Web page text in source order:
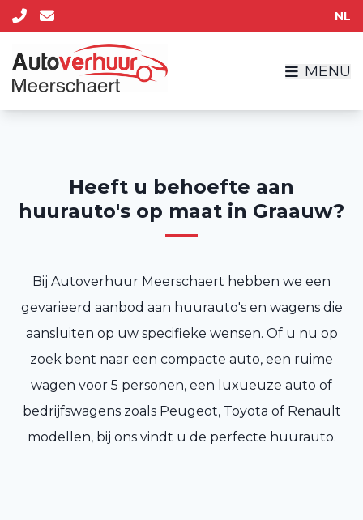
NL
MENU
Heeft u behoefte aan
huurauto's op maat in Graauw?
Bij Autoverhuur Meerschaert hebben we een
gevarieerd aanbod aan huurauto's en wagens die
aansluiten op uw specifieke wensen. Of u nu op
zoek bent naar een compacte auto, een ruime
wagen voor 5 personen, een luxueuze auto of
bedrijfswagens zoals Peugeot, Toyota of Renault
modellen, bij ons vindt u de perfecte huurauto.